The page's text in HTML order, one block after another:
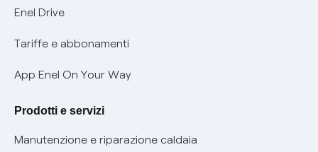
Informativa Privacy AI
Mobilità Elettrica
Phishing e truffe online
Verifica chi ti ha chiamato
Agevolazione utenti con disabilità per offerte Fibra
Informativa RAEE
Enel Drive
Tariffe e abbonamenti
App Enel On Your Way
Prodotti e servizi
Manutenzione e riparazione caldaia